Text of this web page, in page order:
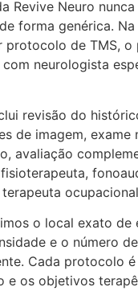
Revive Neuro
de forma genérica. Na
protocolo de TMS, o
neurologista
revisão do
de imagem, exame
avaliação
o local exato de
e o número
Cada protocolo
e os objetivos